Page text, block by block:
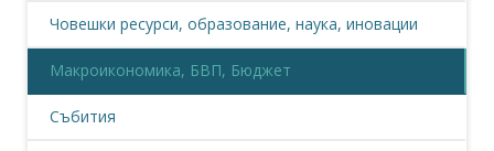
Човешки ресурси, образование, наука, иновации
Макроикономика, БВП, Бюджет
Събития